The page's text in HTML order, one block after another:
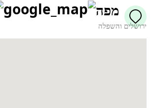
מפה
ירושלים והשפלה